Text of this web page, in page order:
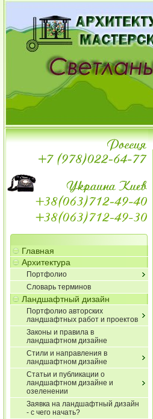
Главная
Архитектура
Портфолио
Словарь терминов
Ландшафтный дизайн
Портфолио авторских
ландшафтных работ и проектов
Законы и правила в
ландшафтном дизайне
Стили и направления в
ландшафтном дизайне
Статьи и публикации о
ландшафтном дизайне и
озеленении
Заявка на ландшафтный дизайн
- с чего начать?